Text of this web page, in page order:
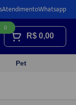
AtendimentoWhatsapp
R$ 0,00
0
Pet